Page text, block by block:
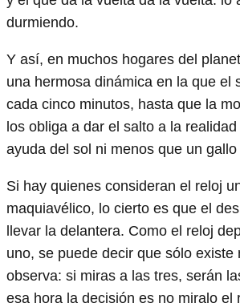
durmiendo.
Y así, en muchos hogares del
una hermosa dinámica en la que el
cada cinco minutos, hasta que la
los obliga a dar el salto a la
ayuda del sol ni menos que un
Si hay quienes consideran el reloj
maquiavélico, lo cierto es que el
llevar la delantera. Como el reloj
uno, se puede decir que sólo existe
observa: si miras a las tres, serán
esa hora la decisión es no miralo el